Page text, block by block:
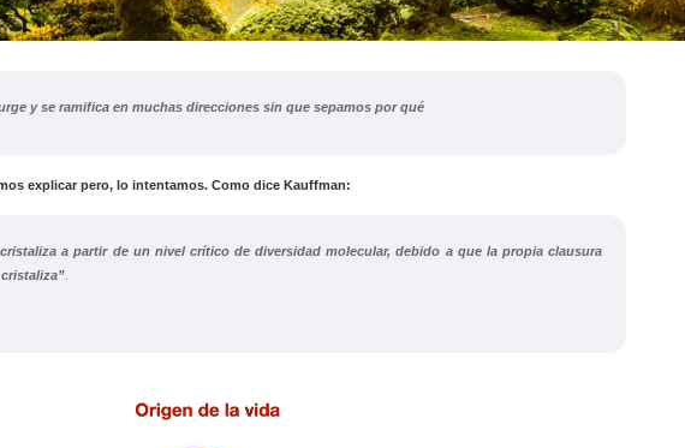
y se ramifica en muchas direcciones sin que sepamos por qué
explicar pero, lo intentamos. Como dice Kauffman:
a partir de un nivel crítico de diversidad molecular, debido a que la propia clausura